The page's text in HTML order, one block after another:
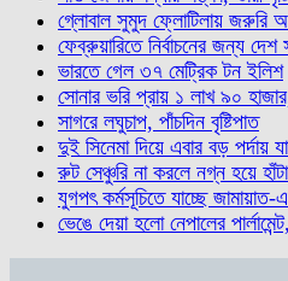
গ্লোবাল সুমুদ ফ্লোটিলায় জরুরি
ফেব্রুয়ারিতে নির্বাচনের জন্য
ভারতে গেল ৩৭ মেট্রিক টন ইলিশ
সোনার ভরি প্রায় ১ লাখ ৯০
সাগরে লঘুচাপ, পাঁচদিন বৃষ্টিপাত
দুই সিনেমা দিয়ে এবার বড় পর্দায়
রুট সেঞ্চুরি না করলে নগ্ন হয়ে
যুগপৎ কর্মসূচিতে যাচ্ছে
ভেঙে দেয়া হলো নেপালের পার্লামেন্ট,